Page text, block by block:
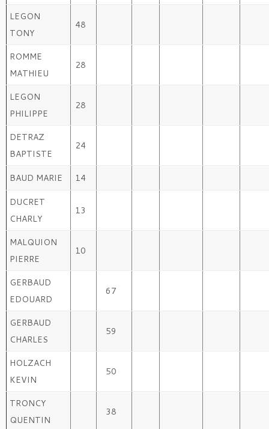
LEGON
TONY
48
ROMME
MATHIEU
28
LEGON
PHILIPPE
28
DETRAZ
BAPTISTE
24
BAUD MARIE
14
DUCRET
CHARLY
13
MALQUION
PIERRE
10
GERBAUD
EDOUARD
67
GERBAUD
CHARLES
59
HOLZACH
KEVIN
50
TRONCY
QUENTIN
38